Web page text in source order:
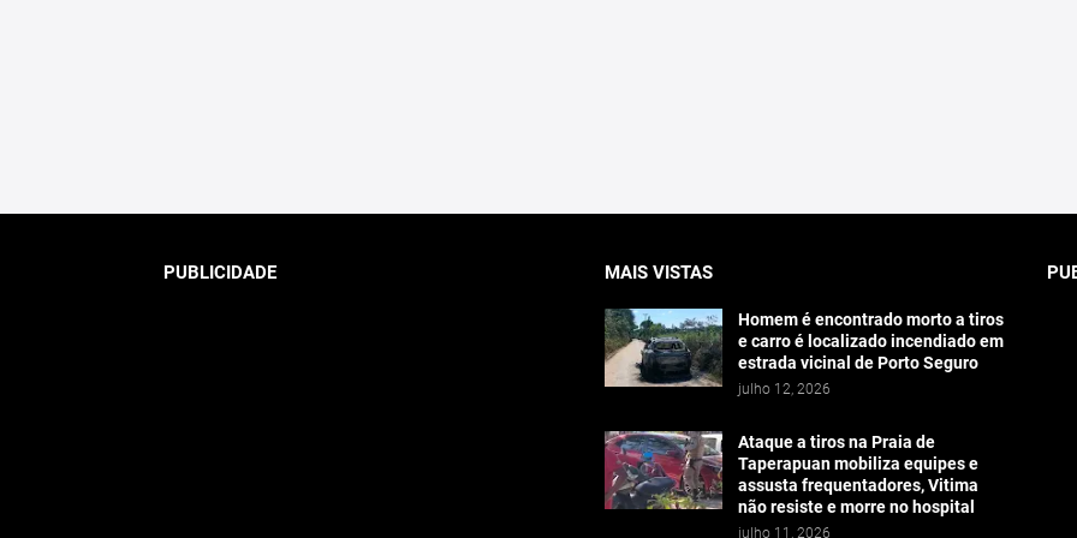
PUBLICIDADE MAIS VISTAS
Homem é encontrado morto a tiros
e carro é localizado incendiado em
estrada vicinal de Porto Seguro
julho 12, 2026
Ataque a tiros na Praia de
Taperapuan mobiliza equipes e
assusta frequentadores, Vitima
não resiste e morre no hospital
julho 11, 2026